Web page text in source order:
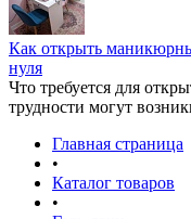
Как открыть
нуля
Что требуется для
трудности могут
Главная страница
•
Каталог товаров
•